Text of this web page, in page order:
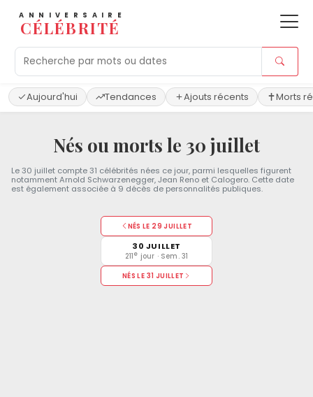
ANNIVERSAIRE
CÉLÉBRITÉ
Aujourd'hui Tendances Ajouts récents Morts
Nés ou morts le 30 juillet
Le 30 juillet compte 31 célébrités nées ce jour, parmi lesquelles figurent
notamment Arnold Schwarzenegger, Jean Reno et Calogero. Cette date
est également associée à 9 décès de personnalités publiques.
NÉS LE 29 JUILLET
30 JUILLET
211e jour · Sem. 31
NÉS LE 31 JUILLET